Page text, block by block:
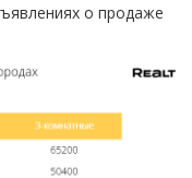
о продаже